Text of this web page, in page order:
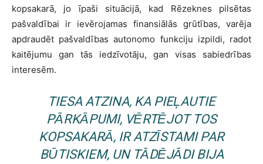
kopsakarā, jo īpaši situācijā, kad Rēzeknes pilsētas
pašvaldībai ir ievērojamas finansiālās grūtības, varēja
apdraudēt pašvaldības autonomo funkciju izpildi, radot
kaitējumu gan tās iedzīvotāju, gan visas sabiedrības
interesēm.
TIESA ATZINA, KA PIEĻAUTIE
PĀRKĀPUMI, VĒRTĒJOT TOS
KOPSAKARĀ, IR ATZĪSTAMI PAR
BŪTISKIEM, UN TĀDĒJĀDI BIJA